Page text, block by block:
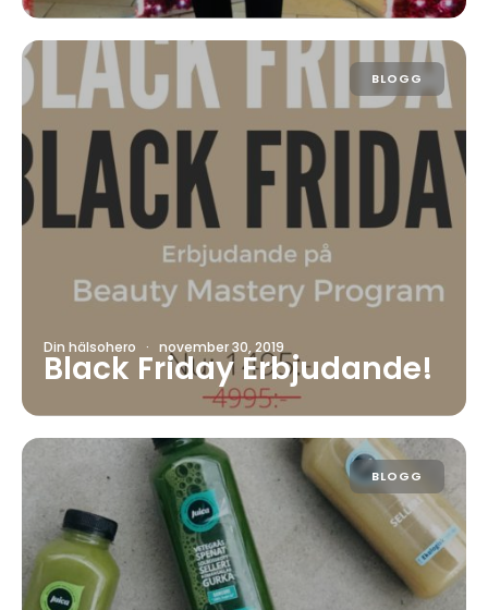
BLOGG
Din hälsohero · november 30, 2019
Black Friday Erbjudande!
BLOGG